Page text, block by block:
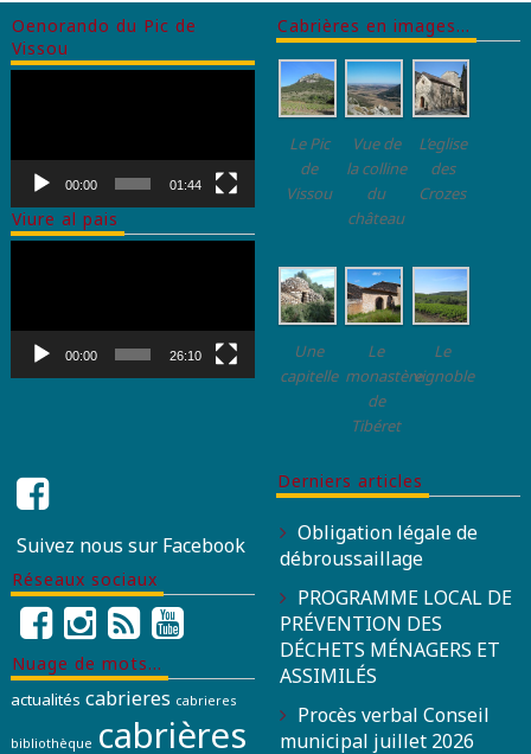
Oenorando du Pic de
Vissou
00:00 01:44
Viure al pais
00:00 26:10
Cabrières en images…
Le Pic
de
Vissou
Vue de
la colline
du
château
L’eglise
des
Crozes
Une
capitelle
Le
monastère
de
Tibéret
Le
vignoble
Suivez nous sur Facebook
Réseaux sociaux
Nuage de mots…
actualités cabrieres cabrieres
bibliothèque cabrières
Derniers articles
Obligation légale de
débroussaillage
PROGRAMME LOCAL DE
PRÉVENTION DES
DÉCHETS MÉNAGERS ET
ASSIMILÉS
Procès verbal Conseil
municipal juillet 2026